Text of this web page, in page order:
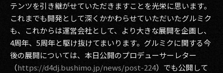
テンツを引き継がせていただきますことを光栄に思います。
これまでも開発として深くかかわらせていただいたグルミク
も、これからは運営会社として、より大きな展開を企画し、
4周年、5周年と駆け抜けてまいります。グルミクに関する今
後の展開については、本日公開のプロデューサーレター
（https://d4dj.bushimo.jp/news/post-224）でも公開して